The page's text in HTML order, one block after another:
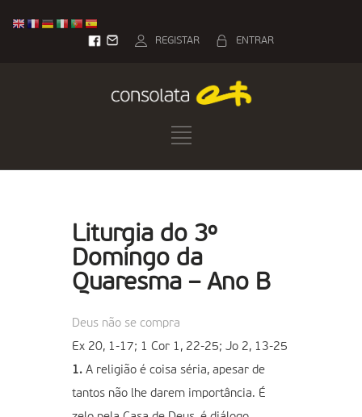
ENTRAR
REGISTAR
Liturgia do 3º
Domingo da
Quaresma – Ano B
Deus não se compra
Ex 20, 1-17; 1 Cor 1, 22-25; Jo 2, 13-25
1. A religião é coisa séria, apesar de
tantos não lhe darem importância. É